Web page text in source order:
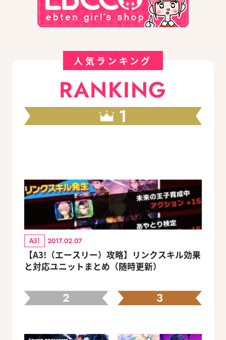
人気ランキング
RANKING
1
A3! 2017.02.07
【A3!（エースリー）攻略】リンクスキル効果
と対応ユニットまとめ（随時更新）
2 3